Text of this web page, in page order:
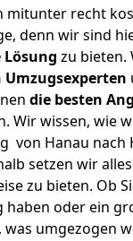
mitunter recht
denn wir sind
Lösung zu bieten.
die besten
Wir wissen, wie
von Hanau nach
setzen wir
zu bieten. Ob
haben oder ein
was umgezogen